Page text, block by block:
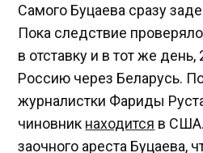
Самого Буцаева сразу
Пока следствие
в отставку и в тот же день,
Россию через Беларусь.
журналистки Фариды
чиновник находится в
заочного ареста Буцаева,